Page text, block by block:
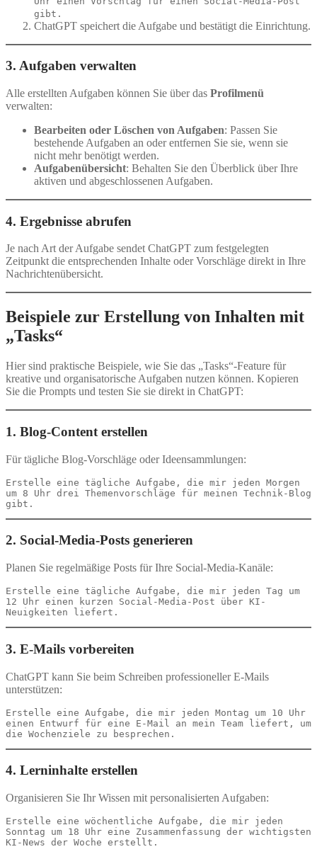
gibt.
ChatGPT speichert die Aufgabe und bestätigt die Einrichtung.
3. Aufgaben verwalten
Alle erstellten Aufgaben können Sie über das Profilmenü
verwalten:
Bearbeiten oder Löschen von Aufgaben: Passen Sie
bestehende Aufgaben an oder entfernen Sie sie, wenn sie
nicht mehr benötigt werden.
Aufgabenübersicht: Behalten Sie den Überblick über Ihre
aktiven und abgeschlossenen Aufgaben.
4. Ergebnisse abrufen
Je nach Art der Aufgabe sendet ChatGPT zum festgelegten
Zeitpunkt die entsprechenden Inhalte oder Vorschläge direkt in Ihre
Nachrichtenübersicht.
Beispiele zur Erstellung von Inhalten mit
„Tasks“
Hier sind praktische Beispiele, wie Sie das „Tasks“-Feature für
kreative und organisatorische Aufgaben nutzen können. Kopieren
Sie die Prompts und testen Sie sie direkt in ChatGPT:
1. Blog-Content erstellen
Für tägliche Blog-Vorschläge oder Ideensammlungen:
Erstelle eine tägliche Aufgabe, die mir jeden Morgen
um 8 Uhr drei Themenvorschläge für meinen Technik-Blog
2. Social-Media-Posts generieren
Planen Sie regelmäßige Posts für Ihre Social-Media-Kanäle:
Erstelle eine tägliche Aufgabe, die mir jeden Tag um
12 Uhr einen kurzen Social-Media-Post über KI-
3. E-Mails vorbereiten
ChatGPT kann Sie beim Schreiben professioneller E-Mails
unterstützen:
Erstelle eine Aufgabe, die mir jeden Montag um 10 Uhr
einen Entwurf für eine E-Mail an mein Team liefert, um
4. Lerninhalte erstellen
Organisieren Sie Ihr Wissen mit personalisierten Aufgaben:
Erstelle eine wöchentliche Aufgabe, die mir jeden
Sonntag um 18 Uhr eine Zusammenfassung der wichtigsten